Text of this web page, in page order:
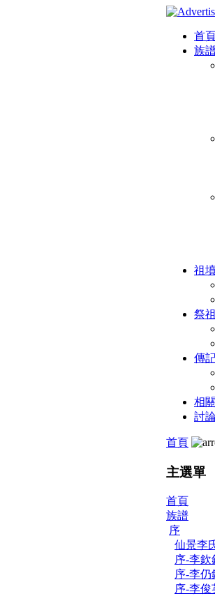
首
族
祖
祭祖
傳
相
討
首頁
主選單
首頁
族譜
序
仙景李
序-李欽
序-李仍
序-李俊